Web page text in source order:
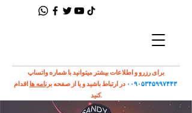
برای رزرو و اطلاعات بیشتر میتوانید با شماره واتساپ
۰۰۹۰۵۳۴۵۹۹۷۴۴۳ در ارتباط باشید و یا از صفحهبرنامه ها اقدام
کنید.